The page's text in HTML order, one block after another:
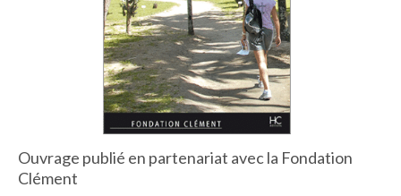
CONTACT
INSCRIPTION NEWSLETTER
Ouvrage publié en partenariat avec la Fondation
Clément